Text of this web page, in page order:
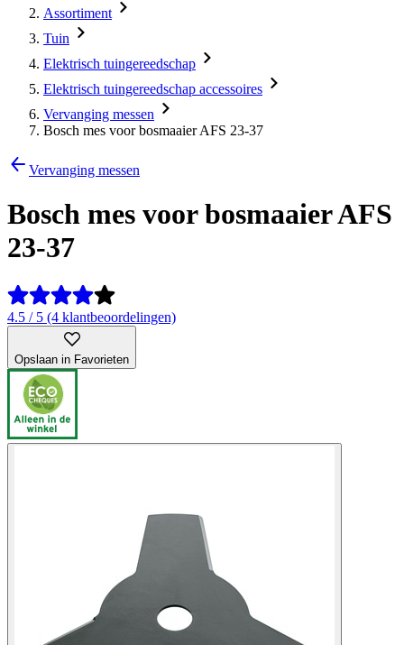
Assortiment
Tuin
Elektrisch tuingereedschap
Elektrisch tuingereedschap accessoires
Vervanging messen
Bosch mes voor bosmaaier AFS 23-37
Vervanging messen
Bosch mes voor bosmaaier AFS
23-37
4.5 / 5 (4 klantbeoordelingen)
Opslaan in Favorieten